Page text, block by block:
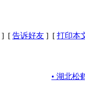
] [ 告诉好友 ] [ 打印本
• 湖北松